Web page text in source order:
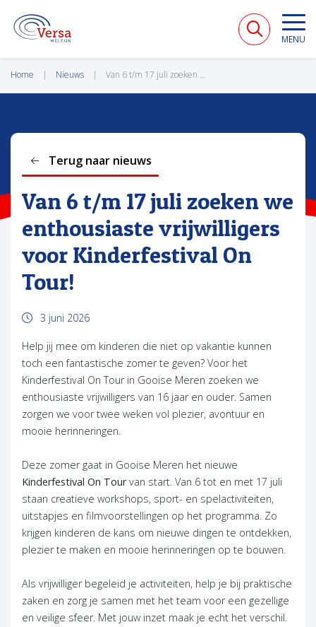
VERSA WELZIJN MENU
Home Nieuws Van 6 t/m 17 juli zoeken we enthousiaste vrijwilligers voor Kinderfestival On Tour!
Terug naar nieuws
Van 6 t/m 17 juli zoeken we
enthousiaste vrijwilligers
voor Kinderfestival On
Tour!
3 juni 2026
Help jij mee om kinderen die niet op vakantie kunnen
toch een fantastische zomer te geven? Voor het
Kinderfestival On Tour in Gooise Meren zoeken we
enthousiaste vrijwilligers van 16 jaar en ouder. Samen
zorgen we voor twee weken vol plezier, avontuur en
mooie herinneringen.
Deze zomer gaat in Gooise Meren het nieuwe
Kinderfestival On Tourvan start. Van 6 tot en met 17 juli
staan creatieve workshops, sport- en spelactiviteiten,
uitstapjes en filmvoorstellingen op het programma. Zo
krijgen kinderen de kans om nieuwe dingen te ontdekken,
plezier te maken en mooie herinneringen op te bouwen.
Als vrijwilliger begeleid je activiteiten, help je bij praktische
zaken en zorg je samen met het team voor een gezellige
en veilige sfeer. Met jouw inzet maak je echt het verschil.